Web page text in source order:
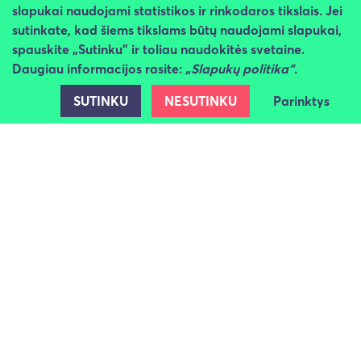
42.
Kauno Švč.
Jėzaus Širdies
bažnyčios
apšvietimo
įrengimas
Gatvių
apšvietimas
2020
slapukai naudojami statistikos ir rinkodaros tikslais. Jei
sutinkate, kad šiems tikslams būtų naudojami slapukai,
spauskite „Sutinku" ir toliau naudokitės svetaine.
Daugiau informacijos rasite: „Slapukų politika“.
SUTINKU
NESUTINKU Parinktys